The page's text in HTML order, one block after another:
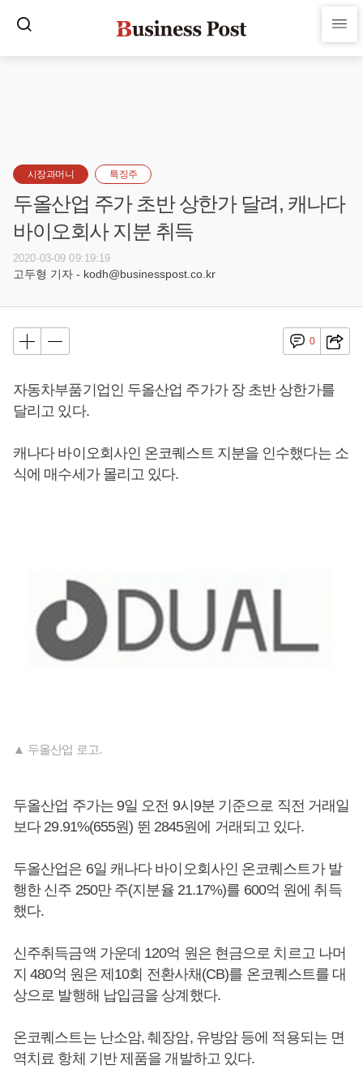
시장과머니 특징주
두올산업 주가 초반 상한가 달려, 캐나다
바이오회사 지분 취득
2020-03-09 09:19:19
고두형 기자 - kodh@businesspost.co.kr
0
자동차부품기업인 두올산업 주가가 장 초반 상한가를
달리고 있다.
캐나다 바이오회사인 온코퀘스트 지분을 인수했다는 소
식에 매수세가 몰리고 있다.
▲ 두올산업 로고.
두올산업 주가는 9일 오전 9시9분 기준으로 직전 거래일
보다 29.91%(655원) 뛴 2845원에 거래되고 있다.
두올산업은 6일 캐나다 바이오회사인 온코퀘스트가 발
행한 신주 250만 주(지분율 21.17%)를 600억 원에 취득
했다.
신주취득금액 가운데 120억 원은 현금으로 치르고 나머
지 480억 원은 제10회 전환사채(CB)를 온코퀘스트를 대
상으로 발행해 납입금을 상계했다.
온코퀘스트는 난소암, 췌장암, 유방암 등에 적용되는 면
역치료 항체 기반 제품을 개발하고 있다.